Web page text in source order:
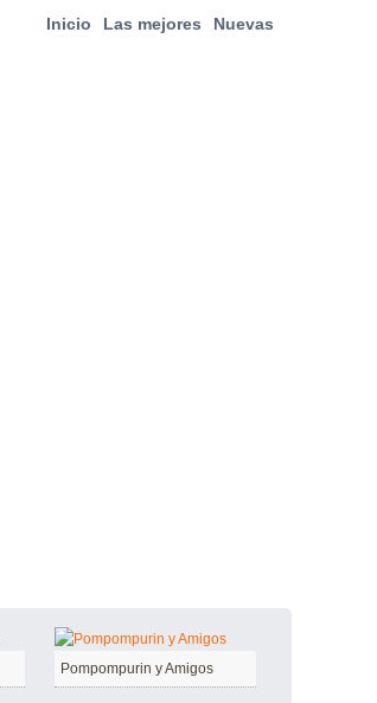
Inicio Las mejores Nuevas
Pompompurin y Amigos